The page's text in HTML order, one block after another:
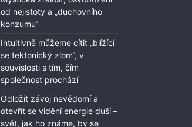
od nejistoty a „duchovního
konzumu“
Intuitivně můžeme cítit „blížící
se tektonický zlom“, v
souvislosti s tím, čím
společnost prochází
Odložit závoj nevědomí a
otevřít se vidění energie duší –
svět, jak ho známe, by se